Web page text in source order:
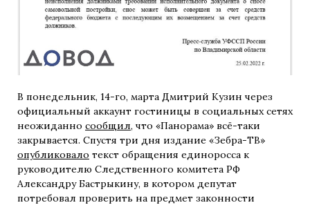
В понедельник, 14-го, марта Дмитрий Кузин через
официальный аккаунт гостиницы в социальных сетях
неожиданно сообщил, что «Панорама» всё-таки
закрывается. Спустя три дня издание «Зебра-ТВ»
опубликовало текст обращения единоросса к
руководителю Следственного комитета РФ
Александру Бастрыкину, в котором депутат
потребовал проверить на предмет законности